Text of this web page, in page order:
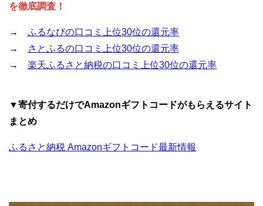
を徹底調査！
→ ふるなびの口コミ上位30位の還元率
→
さとふるの口コミ上位30位の還元率
→ 楽天ふるさと納税の口コミ上位30位の還元率
▼寄付するだけでAmazonギフトコードがもらえるサイト
まとめ
ふるさと納税 Amazonギフトコード最新情報